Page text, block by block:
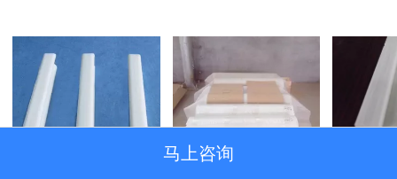
环氧树脂网格布
马上咨询